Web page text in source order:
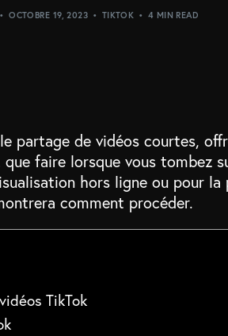
OCTOBRE 19, 2023 TIKTOK 4 MIN READ
partage de vidéos courtes,
faire lorsque vous tombez
hors ligne ou pour la
comment procéder.
TikTok